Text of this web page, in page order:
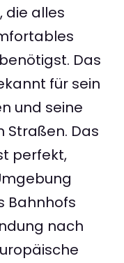
die alles
Das
für sein
und seine
Das
perfekt,
Bahnhofs
nach